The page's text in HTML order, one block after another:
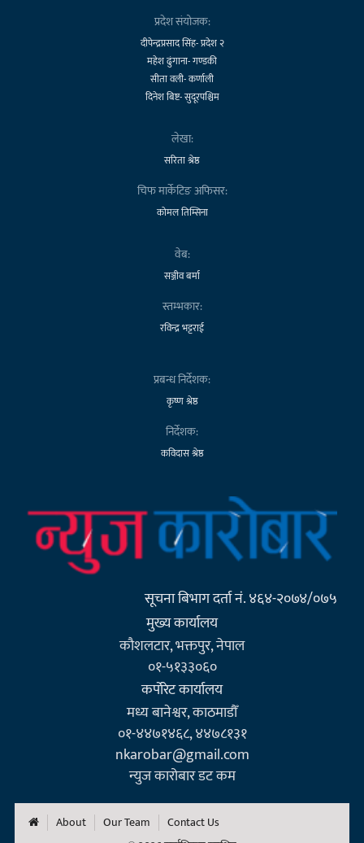
प्रदेश संयोजक:
दीपेन्द्रप्रसाद सिंह- प्रदेश २
महेश ढुंगाना- गण्डकी
सीता वली- कर्णाली
दिनेश बिष्ट- सुदूरपश्चिम
लेखा:
सरिता श्रेष्ठ
चिफ मार्केटिङ अफिसर:
कोमल तिम्सिना
वेब:
सञ्जीव बर्मा
स्तम्भकार:
रविन्द्र भट्टराई
प्रबन्ध निर्देशक:
कृष्ण श्रेष्ठ
निर्देशक:
कविदास श्रेष्ठ
सूचना बिभाग दर्ता नं. ४६४-२०७४/०७५
मुख्य कार्यालय
कौशलटार, भक्तपुर, नेपाल
०१-५१३३०६०
कर्पाेरेट कार्यालय
मध्य बानेश्वर, काठमाडौँ
०१-४४७१४६८, ४४७८१३१
nkarobar@gmail.com
न्युज कारोबार डट कम
About Our Team
Contact Us